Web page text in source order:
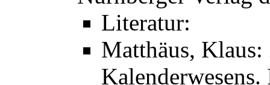
Literatur:
Matthäus, Klaus: